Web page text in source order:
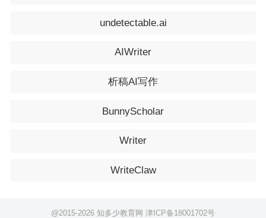
undetectable.ai
AIWriter
析稿AI写作
BunnyScholar
Writer
WriteClaw
@2015-2026 知多少教育网 津ICP备18001702号